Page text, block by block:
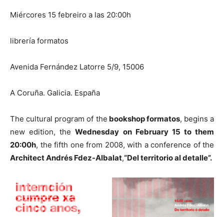
Miércores 15 febreiro a las 20:00h
librería formatos
Avenida Fernández Latorre 5/9, 15006
A Coruña. Galicia. España
The cultural program of the bookshop formatos, begins a
new edition, theWednesday on February 15 to them
20:00h, the fifth one from 2008, with a conference of the
Architect Andrés Fdez-Albalat,“Del territorio al detalle”.